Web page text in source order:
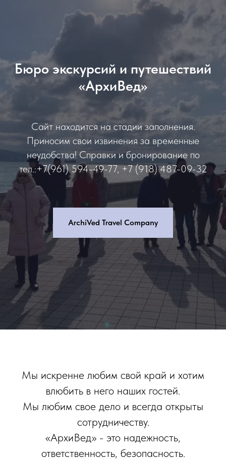
Бюро экскурсий и путешествий
«АрхиВед»
Сайт находится на стадии заполнения.
Приносим свои извинения за временные
неудобства! Справки и бронирование по
тел.:+7(961) 594-49-77, +7 (918) 487-09-32
ArchiVed Travel Company
Мы искренне любим свой край и хотим
влюбить в него наших гостей.
Мы любим свое дело и всегда открыты
сотрудничеству.
«АрхиВед» - это надежность,
ответственность, безопасность.